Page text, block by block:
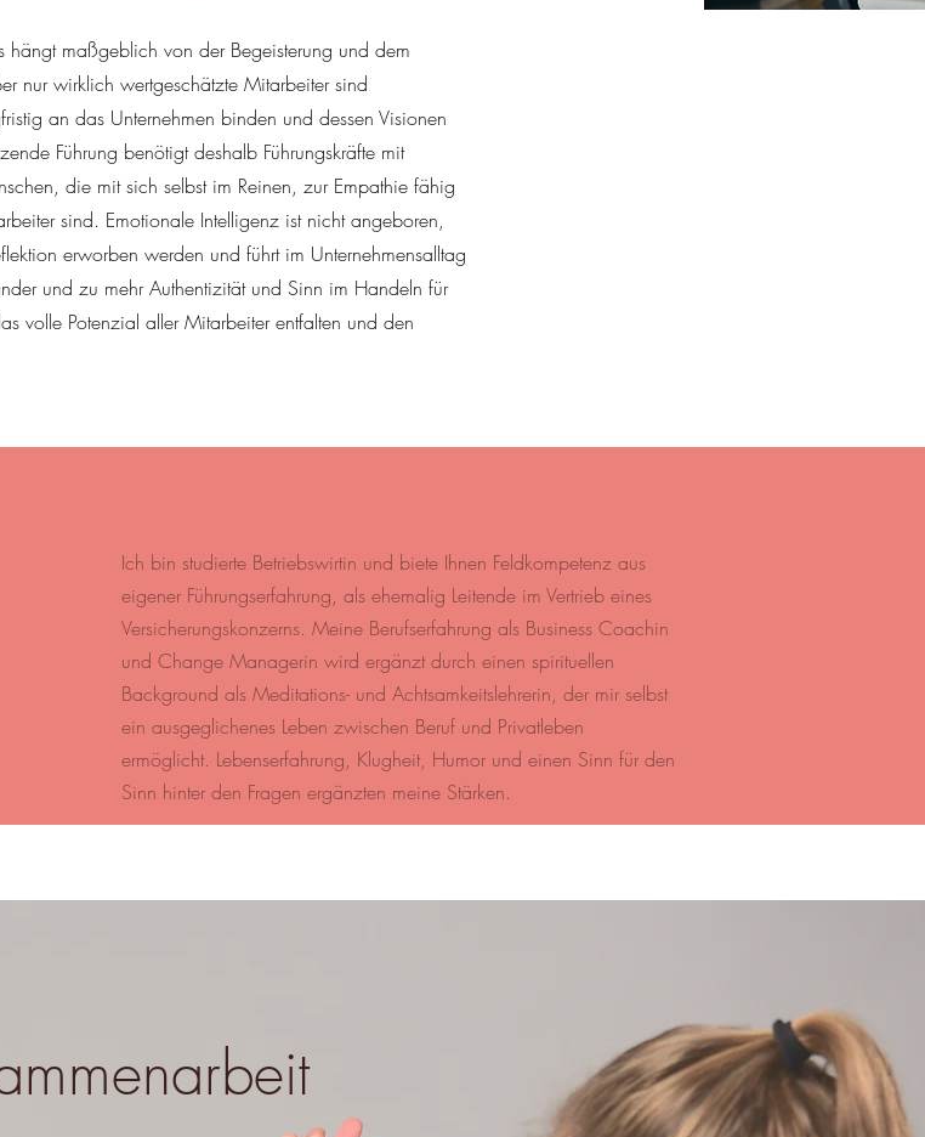
hängt maßgeblich von der Begeisterung und dem
nur wirklich wertgeschätzte Mitarbeiter sind
an das Unternehmen binden und dessen Visionen
Führung benötigt deshalb Führungskräfte mit
die mit sich selbst im Reinen, zur Empathie fähig
sind. Emotionale Intelligenz ist nicht angeboren,
erworben werden und führt im Unternehmensalltag
und zu mehr Authentizität und Sinn im Handeln für
volle Potenzial aller Mitarbeiter entfalten und den
Ich bin studierte Betriebswirtin und biete Ihnen Feldkompetenz aus
eigener Führungserfahrung, als ehemalig Leitende im Vertrieb eines
Versicherungskonzerns. Meine Berufserfahrung als Business Coachin
und Change Managerin wird ergänzt durch einen spirituellen
Background als Meditations- und Achtsamkeitslehrerin, der mir selbst
ein ausgeglichenes Leben zwischen Beruf und Privatleben
ermöglicht. Lebenserfahrung, Klugheit, Humor und einen Sinn für den
Sinn hinter den Fragen ergänzten meine Stärken.